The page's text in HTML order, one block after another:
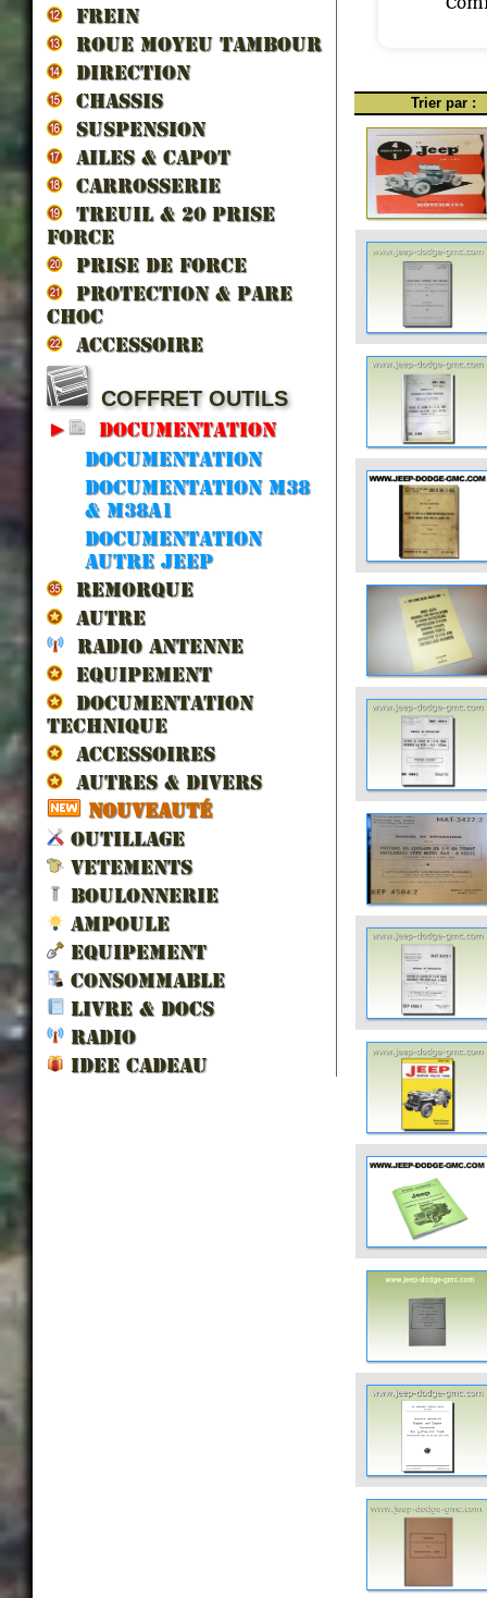
FREIN
ROUE MOYEU TAMBOUR
DIRECTION
CHASSIS
SUSPENSION
AILES & CAPOT
CARROSSERIE
TREUIL & 20 prise
force
PRISE DE FORCE
PROTECTION & PARE
CHOC
ACCESSOIRE
COFFRET OUTILS
►
DOCUMENTATION
Documentation
Documentation m38
& m38a1
Documentation
autre jeep
REMORQUE
AUTRE
RADIO ANTENNE
EQUIPEMENT
DOCUMENTATION
TECHNIQUE
ACCESSOIRES
AUTRES & DIVERS
NOUVEAUTÉ
OUTILLAGE
VETEMENTS
BOULONNERIE
AMPOULE
EQUIPEMENT
CONSOMMABLE
LIVRE & DOCS
RADIO
IDEE CADEAU
Trier par :